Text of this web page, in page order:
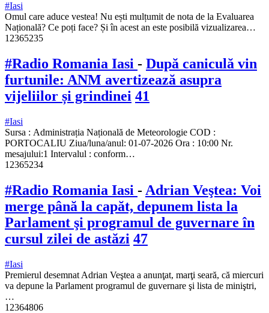
#Iasi
Omul care aduce vestea! Nu ești mulțumit de nota de la Evaluarea
Națională? Ce poți face? Și în acest an este posibilă vizualizarea…
12365235
#Radio Romania Iasi - După caniculă vin
furtunile: ANM avertizează asupra
vijeliilor și grindinei 41
#Iasi
Sursa : Administrația Națională de Meteorologie COD :
PORTOCALIU Ziua/luna/anul: 01-07-2026 Ora : 10:00 Nr.
mesajului:1 Intervalul : conform…
12365234
#Radio Romania Iasi - Adrian Veştea: Voi
merge până la capăt, depunem lista la
Parlament şi programul de guvernare în
cursul zilei de astăzi 47
#Iasi
Premierul desemnat Adrian Veştea a anunţat, marţi seară, că miercuri
va depune la Parlament programul de guvernare şi lista de miniştri,
…
12364806